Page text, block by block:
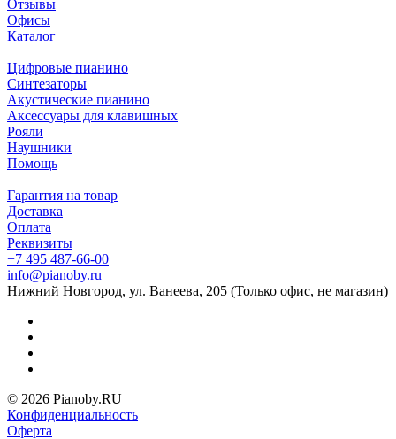
Отзывы
Офисы
Каталог
Цифровые пианино
Синтезаторы
Акустические пианино
Аксессуары для клавишных
Рояли
Наушники
Помощь
Гарантия на товар
Доставка
Оплата
Реквизиты
+7 495 487-66-00
info@pianoby.ru
Нижний Новгород, ул. Ванеева, 205 (Только офис, не магазин)
© 2026 Pianoby.RU
Конфиденциальность
Оферта